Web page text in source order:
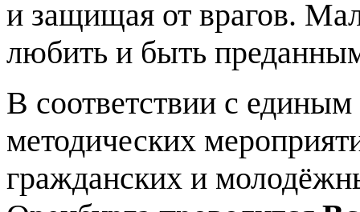
и защищая от врагов.
любить и быть
В соответствии с
методических
гражданских и